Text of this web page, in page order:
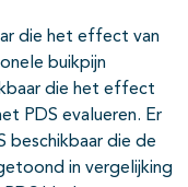
die het effect van
buikpijn
die het effect
PDS evalueren. Er
beschikbaar die de
in vergelijking